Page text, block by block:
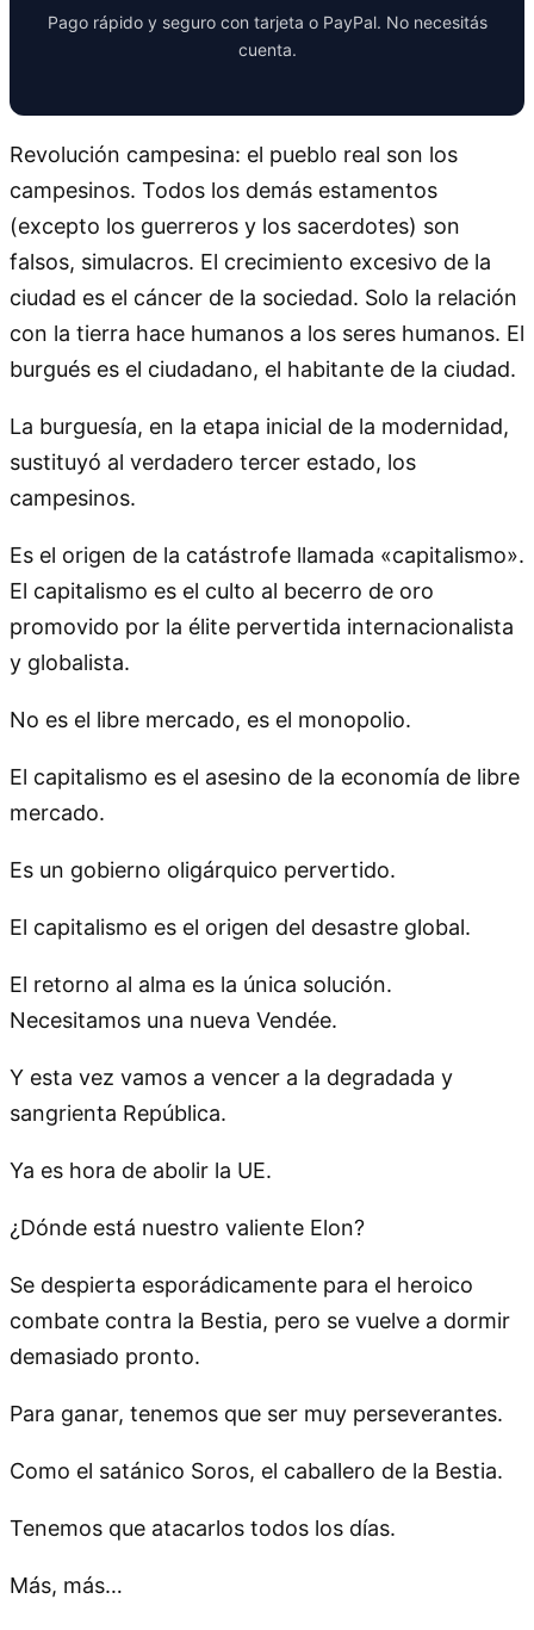
Pago rápido y seguro con tarjeta o PayPal. No necesitás
cuenta.
Revolución campesina: el pueblo real son los
campesinos. Todos los demás estamentos
(excepto los guerreros y los sacerdotes) son
falsos, simulacros. El crecimiento excesivo de la
ciudad es el cáncer de la sociedad. Solo la relación
con la tierra hace humanos a los seres humanos. El
burgués es el ciudadano, el habitante de la ciudad.
La burguesía, en la etapa inicial de la modernidad,
sustituyó al verdadero tercer estado, los
campesinos.
Es el origen de la catástrofe llamada «capitalismo».
El capitalismo es el culto al becerro de oro
promovido por la élite pervertida internacionalista
y globalista.
No es el libre mercado, es el monopolio.
El capitalismo es el asesino de la economía de libre
mercado.
Es un gobierno oligárquico pervertido.
El capitalismo es el origen del desastre global.
El retorno al alma es la única solución.
Necesitamos una nueva Vendée.
Y esta vez vamos a vencer a la degradada y
sangrienta República.
Ya es hora de abolir la UE.
¿Dónde está nuestro valiente Elon?
Se despierta esporádicamente para el heroico
combate contra la Bestia, pero se vuelve a dormir
demasiado pronto.
Para ganar, tenemos que ser muy perseverantes.
Como el satánico Soros, el caballero de la Bestia.
Tenemos que atacarlos todos los días.
Más, más…